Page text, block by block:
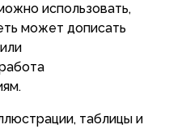
использовать,
может дописать
таблицы и